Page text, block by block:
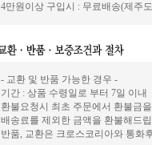
4만원이상 구입시 : 무료배송(제주
- 교환 및 반품 가능한 경우 -
기간 : 상품 수령일로 부터 7일 이내
환불요청시 최초 주문에서 환불금
배송료를 제외한 금액을 환불해드
반품, 교환은 크로스코리아와 통화